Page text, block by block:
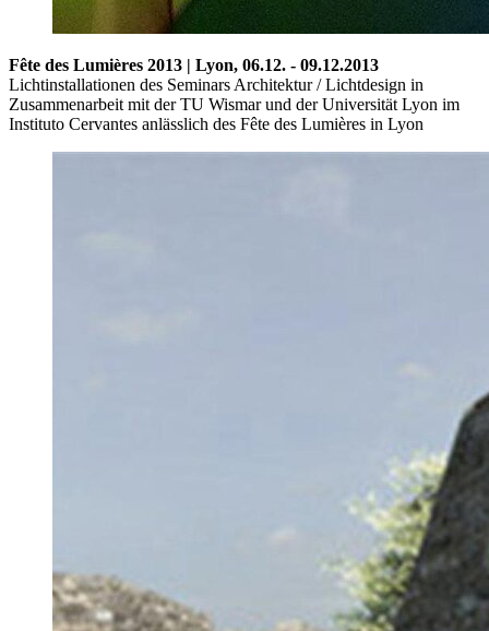
Fête des Lumières 2013 | Lyon, 06.12. - 09.12.2013
Lichtinstallationen des Seminars Architektur / Lichtdesign in
Zusammenarbeit mit der TU Wismar und der Universität Lyon im
Instituto Cervantes anlässlich des Fête des Lumières in Lyon